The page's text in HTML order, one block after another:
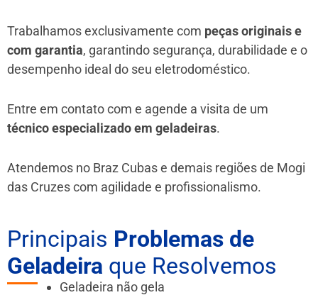
Trabalhamos exclusivamente com peças originais e
com garantia, garantindo segurança, durabilidade e o
desempenho ideal do seu eletrodoméstico.
Entre em contato com e agende a visita de um
técnico especializado em geladeiras.
Atendemos no Braz Cubas e demais regiões de Mogi
das Cruzescom agilidade e profissionalismo.
Principais Problemas de
Geladeira que Resolvemos
Geladeira não gela